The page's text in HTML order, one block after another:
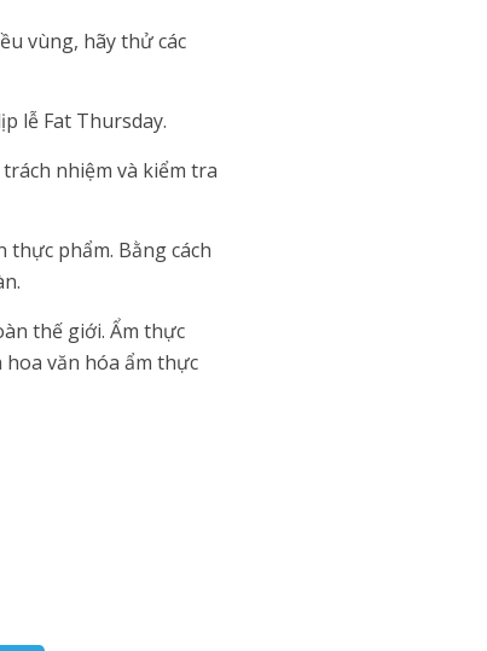
vùng, hãy thử các
lễ Fat Thursday.
nhiệm và kiểm tra
phẩm. Bằng cách
thế giới. Ẩm thực
văn hóa ẩm thực